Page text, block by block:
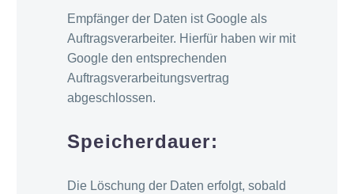
Empfänger der Daten ist Google als
Auftragsverarbeiter. Hierfür haben wir mit
Google den entsprechenden
Auftragsverarbeitungsvertrag
abgeschlossen.
Speicherdauer:
Die Löschung der Daten erfolgt, sobald